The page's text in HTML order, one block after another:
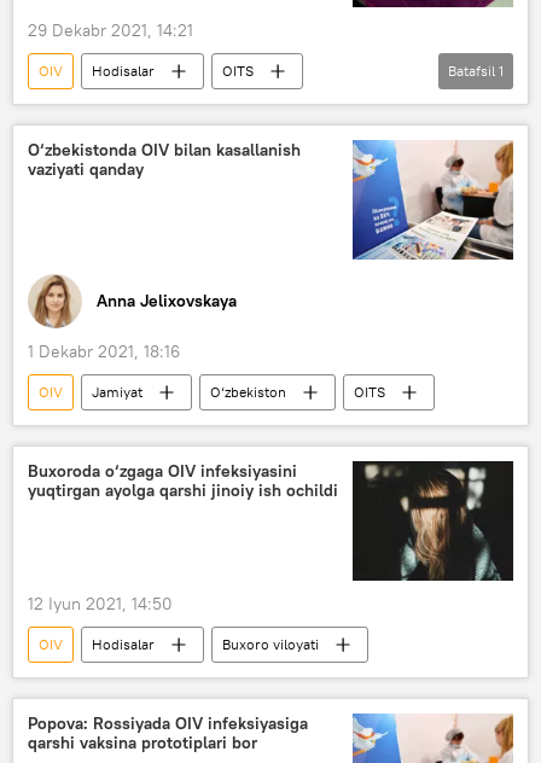
29 Dekabr 2021, 14:21
OIV Hodisalar
OITS
Buxoro viloyati
Batafsil 1
O‘zbekistonda OIV bilan kasallanish
vaziyati qanday
Anna Jelixovskaya
1 Dekabr 2021, 18:16
OIV Jamiyat O‘zbekiston OITS
Buxoroda o‘zgaga OIV infeksiyasini
yuqtirgan ayolga qarshi jinoiy ish ochildi
12 Iyun 2021, 14:50
OIV Hodisalar Buxoro viloyati
Popova: Rossiyada OIV infeksiyasiga
qarshi vaksina prototiplari bor